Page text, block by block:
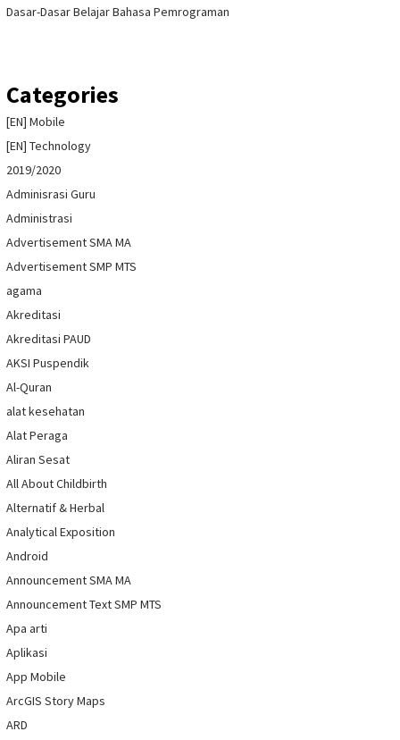
Dasar-Dasar Belajar Bahasa Pemrograman
Categories
[EN] Mobile
[EN] Technology
2019/2020
Adminisrasi Guru
Administrasi
Advertisement SMA MA
Advertisement SMP MTS
agama
Akreditasi
Akreditasi PAUD
AKSI Puspendik
Al-Quran
alat kesehatan
Alat Peraga
Aliran Sesat
All About Childbirth
Alternatif & Herbal
Analytical Exposition
Android
Announcement SMA MA
Announcement Text SMP MTS
Apa arti
Aplikasi
App Mobile
ArcGIS Story Maps
ARD